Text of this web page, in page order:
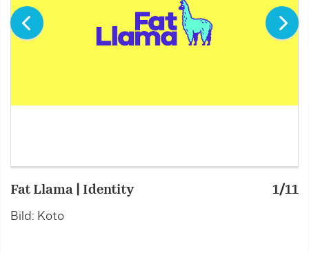
Fat Llama | Identity
Bild: Koto
1/11